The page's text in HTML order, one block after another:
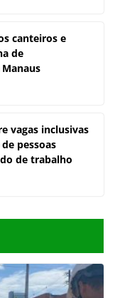
canteiros e
de
vagas inclusivas
pessoas
de trabalho